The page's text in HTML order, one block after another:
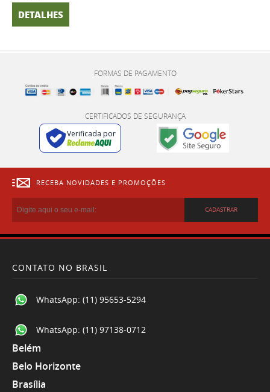
DETALHES
FORMAS DE PAGAMENTO
CERTIFICADOS DE SEGURANÇA
Verificada por
RECEBA NOVIDADES E PROMOÇÕES
CADASTRAR
CONTATO NO BRASIL
WhatsApp: (11) 95653-5294
WhatsApp: (11) 97138-0712
Belém
Belo Horizonte
Brasília